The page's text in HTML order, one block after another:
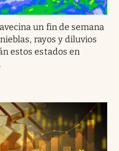
un fin de semana
rayos y diluvios
estos estados en